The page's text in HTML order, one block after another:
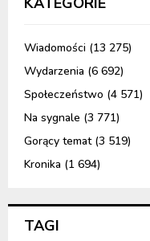
Wiadomości (13 275)
Wydarzenia (6 692)
Społeczeństwo (4 571)
Na sygnale (3 771)
Gorący temat(3 519)
Kronika (1 694)
TAGI